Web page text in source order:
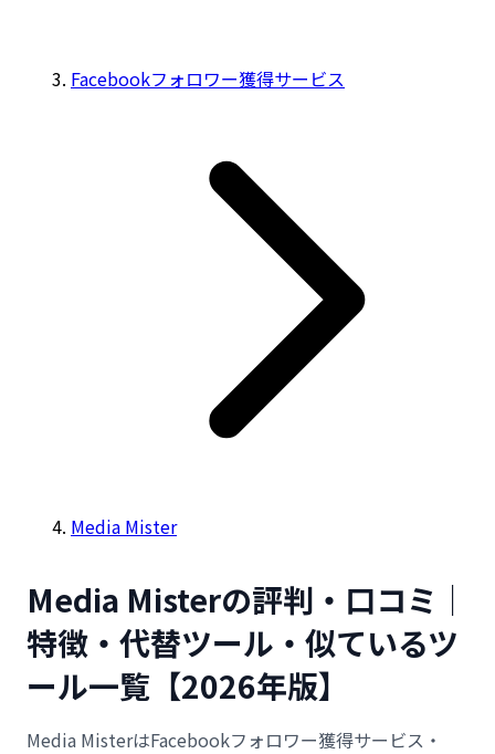
Facebookフォロワー獲得サービス
Media Mister
Media Misterの評判・口コミ｜
特徴・代替ツール・似ているツ
ール一覧【2026年版】
Media MisterはFacebookフォロワー獲得サービス・